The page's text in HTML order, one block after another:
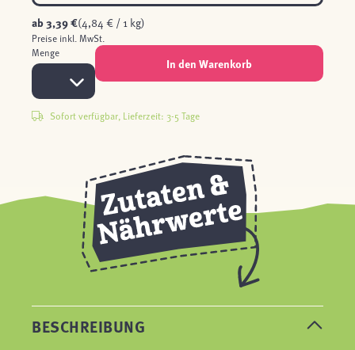
ab3,39 €(4,84 € / 1 kg)
Preise inkl. MwSt.
Menge
In den Warenkorb
Sofort verfügbar, Lieferzeit: 3-5 Tage
BESCHREIBUNG